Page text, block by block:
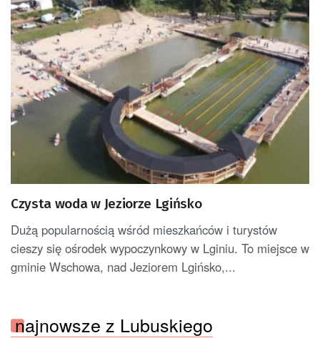
Czysta woda w Jeziorze Lgińsko
Dużą popularnością wśród mieszkańców i turystów
cieszy się ośrodek wypoczynkowy w Lginiu. To miejsce w
gminie Wschowa, nad Jeziorem Lgińsko,...
najnowsze z Lubuskiego